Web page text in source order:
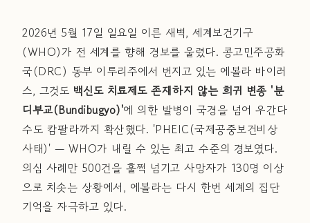
2026년 5월 17일 일요일 이른 새벽, 세계보건기구
(WHO)가 전 세계를 향해 경보를 울렸다. 콩고민주공화
국(DRC) 동부 이투리주에서 번지고 있는 에볼라 바이러
스, 그것도 백신도 치료제도 존재하지 않는 희귀 변종 '분
디부교(Bundibugyo)'에 의한 발병이 국경을 넘어 우간다
수도 캄팔라까지 확산했다. 'PHEIC(국제공중보건비상
사태)' — WHO가 내릴 수 있는 최고 수준의 경보였다.
의심 사례만 500건을 훌쩍 넘기고 사망자가 130명 이상
으로 치솟는 상황에서, 에볼라는 다시 한번 세계의 집단
기억을 자극하고 있다.